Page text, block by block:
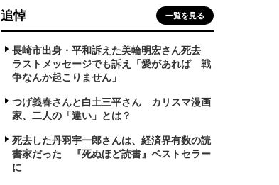
追悼 一覧を見る
長崎市出身・平和訴えた美輪明宏さん死去
ラストメッセージでも訴え「愛があれば 戦
争なんか起こりません」
つげ義春さんと白土三平さん カリスマ漫画
家、二人の「違い」とは？
死去した丹羽宇一郎さんは、経済界有数の読
書家だった 『死ぬほど読書』ベストセラー
に